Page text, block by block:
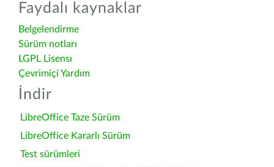
Faydalı kaynaklar
Belgelendirme
Sürüm notları
LGPL Lisensı
Çevrimiçi Yardım
İndir
LibreOffice Taze Sürüm
LibreOffice Kararlı Sürüm
Test sürümleri